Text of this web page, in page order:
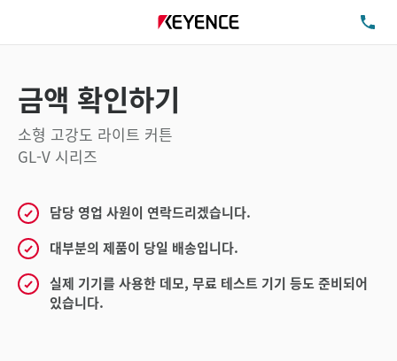
금액 확인하기
소형 고강도 라이트 커튼
GL-V 시리즈
담당 영업 사원이 연락드리겠습니다.
대부분의 제품이 당일 배송입니다.
실제 기기를 사용한 데모, 무료 테스트 기기 등도 준비되어
있습니다.